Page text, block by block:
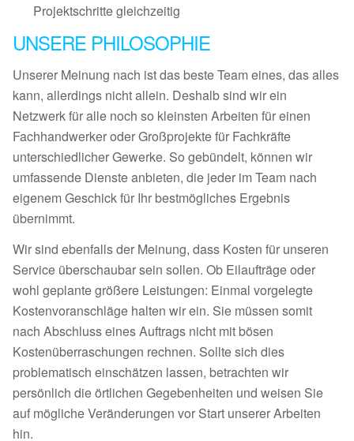
Projektschritte gleichzeitig
UNSERE PHILOSOPHIE
Unserer Meinung nach ist das beste Team eines, das alles
kann, allerdings nicht allein. Deshalb sind wir ein
Netzwerk für alle noch so kleinsten Arbeiten für einen
Fachhandwerker oder Großprojekte für Fachkräfte
unterschiedlicher Gewerke. So gebündelt, können wir
umfassende Dienste anbieten, die jeder im Team nach
eigenem Geschick für Ihr bestmögliches Ergebnis
übernimmt.
Wir sind ebenfalls der Meinung, dass Kosten für unseren
Service überschaubar sein sollen. Ob Eilaufträge oder
wohl geplante größere Leistungen: Einmal vorgelegte
Kostenvoranschläge halten wir ein. Sie müssen somit
nach Abschluss eines Auftrags nicht mit bösen
Kostenüberraschungen rechnen. Sollte sich dies
problematisch einschätzen lassen, betrachten wir
persönlich die örtlichen Gegebenheiten und weisen Sie
auf mögliche Veränderungen vor Start unserer Arbeiten
hin.